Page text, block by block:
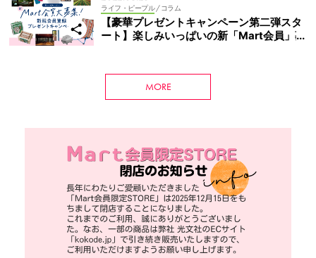
ライフ・ピープル / コラム
【豪華プレゼントキャンペーン第二弾スタ
ート】楽しみいっぱいの新「Mart会員」募
MORE